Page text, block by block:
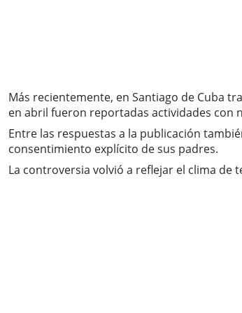
Más recientemente, en Santiago de Cuba
en abril fueron reportadas actividades con
Entre las respuestas a la publicación
consentimiento explícito de sus padres.
La controversia volvió a reflejar el clima de